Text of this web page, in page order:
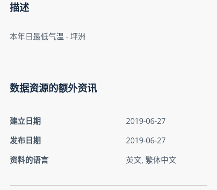
描述
本年日最低气温 - 坪洲
数据资源的额外资讯
建立日期
2019-06-27
发布日期
2019-06-27
资料的语言
英文, 繁体中文